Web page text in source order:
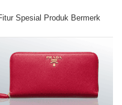
Spesial Produk Bermerk